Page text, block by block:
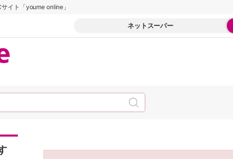
イト「youme online」
ネットスーパー